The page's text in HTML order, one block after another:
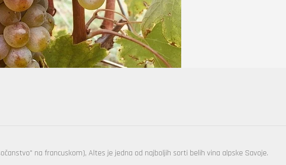
na francuskom), Altes je jedna od najboljih sorti belih vina alpske Savoje.